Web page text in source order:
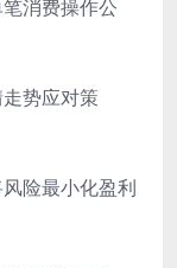
消费操作公
势应对策
险最小化盈利